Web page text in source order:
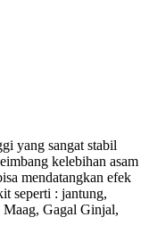
yang sangat stabil
kelebihan asam
mendatangkan efek
seperti : jantung,
Gagal Ginjal,